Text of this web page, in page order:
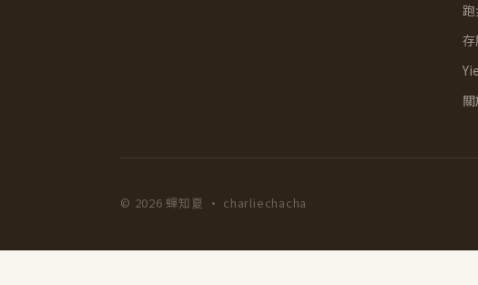
跑
© 2026 蟬知夏 · charliechacha